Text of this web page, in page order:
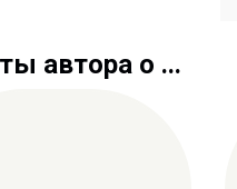
автора о ...